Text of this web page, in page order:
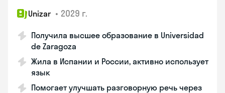
Unizar • 2029 г.
Получила высшее образование в Universidad
de Zaragoza
Жила в Испании и России, активно использует
язык
Помогает улучшать разговорную речь через